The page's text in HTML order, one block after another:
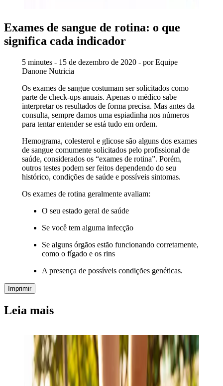
Exames de sangue de rotina: o que
significa cada indicador
5 minutes - 15 de dezembro de 2020 - por Equipe
Danone Nutricia
Os exames de sangue costumam ser solicitados como
parte de check-ups anuais. Apenas o médico sabe
interpretar os resultados de forma precisa. Mas antes da
consulta, sempre damos uma espiadinha nos números
para tentar entender se está tudo em ordem.
Hemograma, colesterol e glicose são alguns dos exames
de sangue comumente solicitados pelo profissional de
saúde, considerados os “exames de rotina”. Porém,
outros testes podem ser feitos dependendo do seu
histórico, condições de saúde e possíveis sintomas.
Os exames de rotina geralmente avaliam:
O seu estado geral de saúde
Se você tem alguma infecção
Se alguns órgãos estão funcionando corretamente,
como o fígado e os rins
A presença de possíveis condições genéticas.
Imprimir
Leia mais